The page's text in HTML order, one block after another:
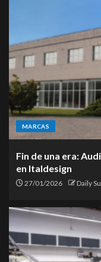
MARCAS
Fin de una era:
en Italdesign
27/01/2026 Daily